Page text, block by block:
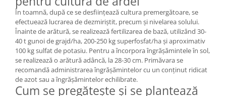
În toamnă, după ce se desființează cultura premergătoare, se
efectuează lucrarea de dezmiriștit, precum și nivelarea solului.
Înainte de arătură, se realizează fertilizarea de bază, utilizând 30-
40 t gunoi de grajd/ha, 200-250 kg superfosfat/ha și aproximativ
100 kg sulfat de potasiu. Pentru a încorpora îngrășămintele în sol,
se realizează o arătură adâncă, la 28-30 cm. Primăvara se
recomandă administrarea îngrășămintelor cu un conținut ridicat
de azot sau a îngrășămintelor echilibrate.
Cum se pregătește și se plantează